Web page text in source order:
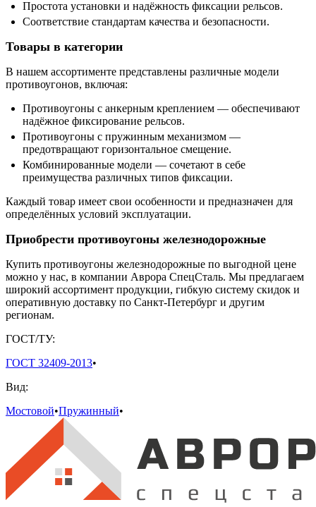
Простота установки и надёжность фиксации рельсов.
Соответствие стандартам качества и безопасности.
Товары в категории
В нашем ассортименте представлены различные модели
противоугонов, включая:
Противоугоны с анкерным креплением — обеспечивают
надёжное фиксирование рельсов.
Противоугоны с пружинным механизмом —
предотвращают горизонтальное смещение.
Комбинированные модели — сочетают в себе
преимущества различных типов фиксации.
Каждый товар имеет свои особенности и предназначен для
определённых условий эксплуатации.
Приобрести противоугоны железнодорожные
Купить противоугоны железнодорожные по выгодной цене
можно у нас, в компании Аврора СпецСталь. Мы предлагаем
широкий ассортимент продукции, гибкую систему скидок и
оперативную доставку по Санкт-Петербург и другим
регионам.
ГОСТ/ТУ:
ГОСТ 32409-2013•
Вид:
Мостовой•Пружинный•